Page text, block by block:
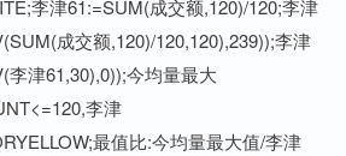
李津61:=SUM(成交额,120)/120;李津
成交额,120)/120,120),239));李津
津61,30),0));今均量最大
李津
最值比:今均量最大值/李津